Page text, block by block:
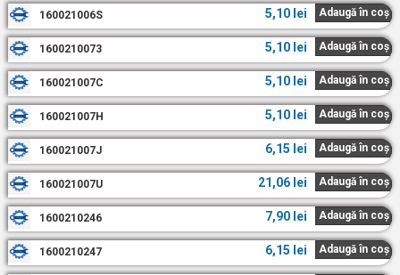
160021006S 5,10 lei Adaugă în coș
1600210073 5,10 lei Adaugă în coș
160021007C 5,10 lei Adaugă în coș
160021007H 5,10 lei Adaugă în coș
160021007J 6,15 lei Adaugă în coș
160021007U 21,06 lei Adaugă în coș
1600210246 7,90 lei Adaugă în coș
1600210247 6,15 lei Adaugă în coș